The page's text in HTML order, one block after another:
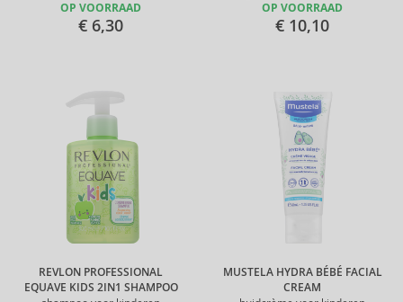
OP VOORRAAD
€ 6,30
OP VOORRAAD
€ 10,10
REVLON PROFESSIONAL
EQUAVE KIDS 2IN1 SHAMPOO
MUSTELA HYDRA BÉBÉ FACIAL
CREAM